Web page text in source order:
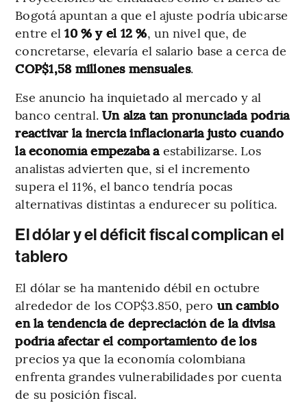
Bogotá apuntan a que el ajuste podría ubicarse
entre el10 % y el 12 %, un nivel que, de
concretarse, elevaría el salario base a cerca de
COP$1,58 millones mensuales.
Ese anuncio ha inquietado al mercado y al
banco central.Un alza tan pronunciada podría
reactivar la inercia inflacionaria justo cuando
la economía empezaba a estabilizarse. Los
analistas advierten que, si el incremento
supera el 11%, el banco tendría pocas
alternativas distintas a endurecer su política.
El dólar y el déficit fiscal complican el
tablero
El dólar se ha mantenido débil en octubre
alrededor de los COP$3.850, pero un cambio
en la tendencia de depreciación de la divisa
podría afectar el comportamiento de los
precios ya que la economía colombiana
enfrenta grandes vulnerabilidades por cuenta
de su posición fiscal.